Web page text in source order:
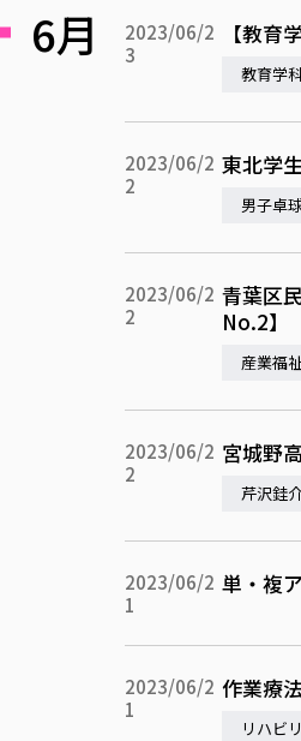
6月
2023/06/2
3
【教育
教育学
2023/06/2
2
東北学
男子卓
2023/06/2
2
青葉区
No.2】
産業福
2023/06/2
2
宮城野
芹沢銈
2023/06/2
1
単・複
2023/06/2
1
作業療
リハビ